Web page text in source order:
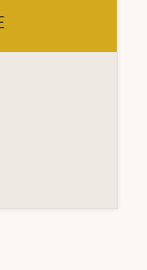
WHIRLPOOL